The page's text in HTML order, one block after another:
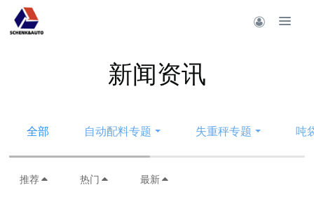
新闻资讯
全部 自动配料专题 失重秤专题 吨
推荐 热门 最新